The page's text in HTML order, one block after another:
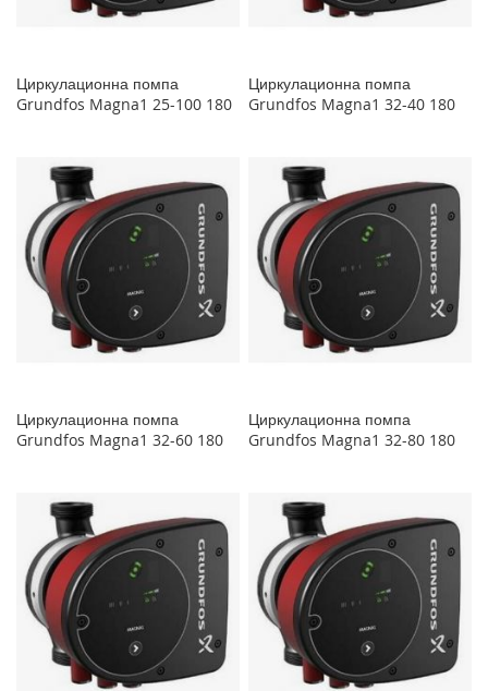
Циркулационна помпа
Grundfos Magna1 25-100 180
Циркулационна помпа
Grundfos Magna1 32-40 180
Циркулационна помпа
Grundfos Magna1 32-60 180
Циркулационна помпа
Grundfos Magna1 32-80 180